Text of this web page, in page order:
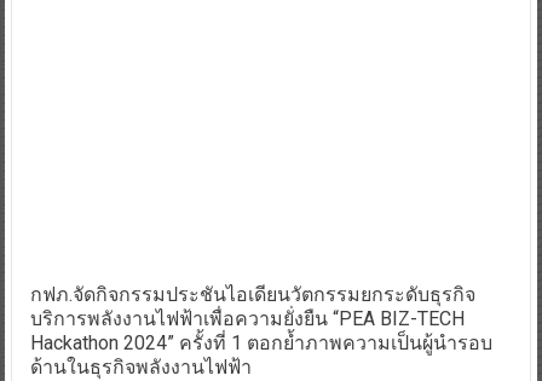
กฟภ.จัดกิจกรรมประชันไอเดียนวัตกรรมยกระดับธุรกิจ
บริการพลังงานไฟฟ้าเพื่อความยั่งยืน “PEA BIZ-TECH
Hackathon 2024” ครั้งที่ 1 ตอกย้ำภาพความเป็นผู้นำรอบ
ด้านในธุรกิจพลังงานไฟฟ้า